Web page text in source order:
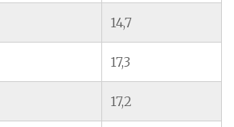
14,7
17,3
17,2